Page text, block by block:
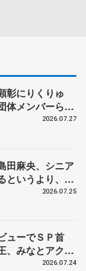
彰にりくりゅ
体メンバーら
式、ブルーノ・
2026.07.27
田麻央、シニア
いうより、攻
アクルス杯2026.07.25
ューでＳＰ首
みなとアクル
2026.07.24